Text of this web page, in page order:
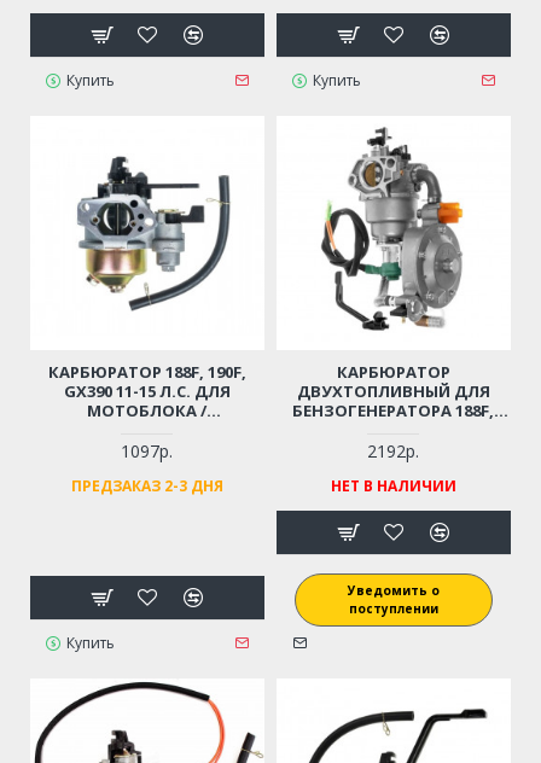
Купить Купить
КАРБЮРАТОР 188F, 190F,
GX390 11-15 Л.С. ДЛЯ
МОТОБЛОКА /
МОТОПОМПЫ И ПР.
1097р.
ПРЕДЗАКАЗ 2-3 ДНЯ
Купить
КАРБЮРАТОР
ДВУХТОПЛИВНЫЙ ДЛЯ
БЕНЗОГЕНЕРАТОРА 188F,
2192р.
НЕТ В НАЛИЧИИ
Уведомить о
поступлении